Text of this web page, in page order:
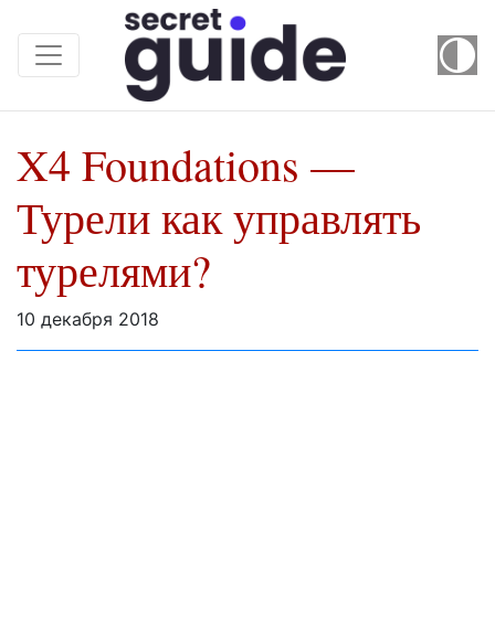
X4 Foundations —
Турели как управлять
турелями?
10 декабря 2018